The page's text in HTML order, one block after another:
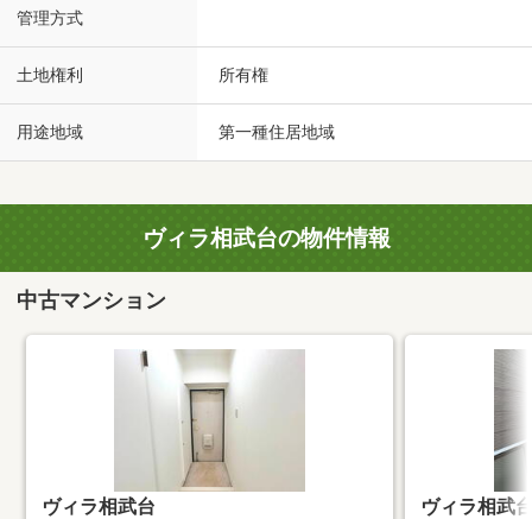
管理方式
土地権利 所有権
用途地域 第一種住居地域
ヴィラ相武台の物件情報
中古マンション
ヴィラ相武台 ヴィラ相武